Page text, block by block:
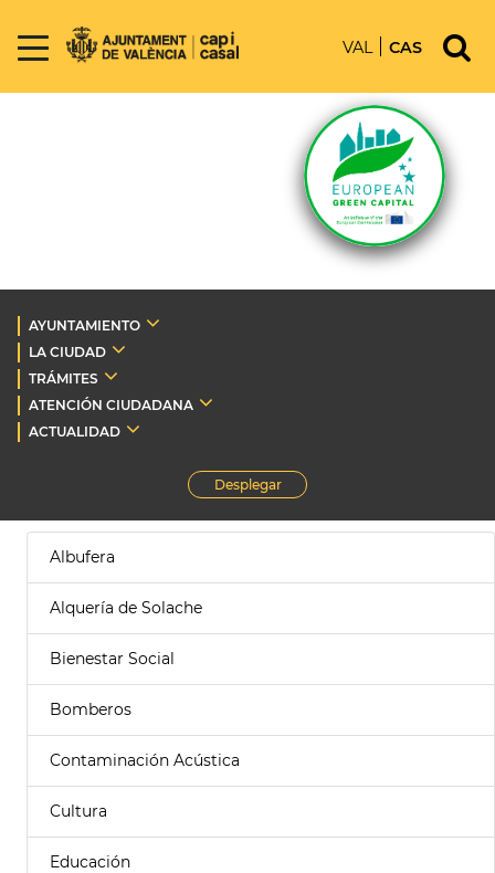
VAL CAS
AYUNTAMIENTO
LA CIUDAD
TRÁMITES
ATENCIÓN CIUDADANA
ACTUALIDAD
Desplegar
Albufera
Alquería de Solache
Bienestar Social
Bomberos
Contaminación Acústica
Cultura
Educación